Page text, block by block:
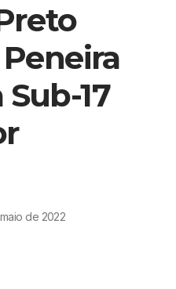
Peneira
17
de 2022